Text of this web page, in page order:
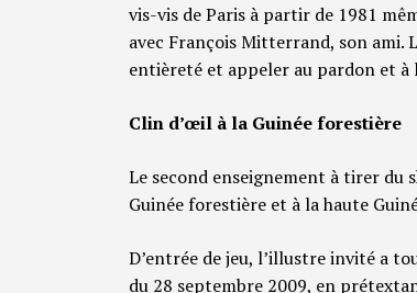
vis-vis de Paris à partir de 1981
avec François Mitterrand, son ami.
entièreté et appeler au pardon et
Clin d’œil à la Guinée forestière
Le second enseignement à tirer du
Guinée forestière et à la haute
D’entrée de jeu, l’illustre invité a
du 28 septembre 2009, en